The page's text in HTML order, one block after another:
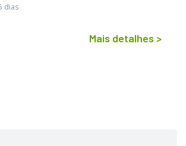
dias
Mais detalhes >